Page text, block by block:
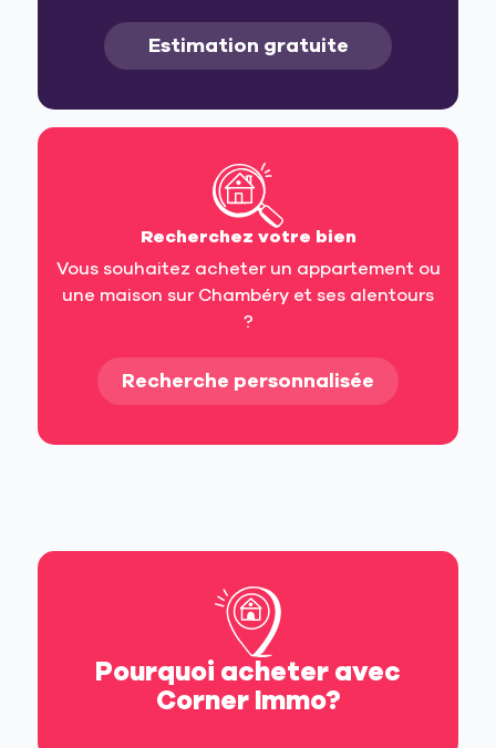
Estimation gratuite
Recherchez votre bien
Vous souhaitez acheter un appartement ou
une maison sur Chambéry et ses alentours
?
Recherche personnalisée
Pourquoi acheter avec
Corner Immo?